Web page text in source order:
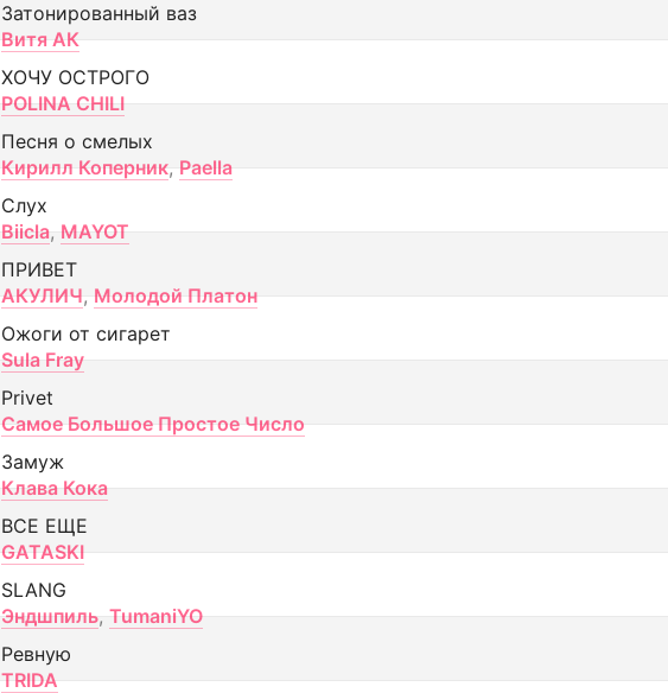
Затонированный ваз
Витя АК
ХОЧУ ОСТРОГО
POLINA CHILI
Песня о смелых
Кирилл Коперник, Paella
Слух
Biicla, MAYOT
ПРИВЕТ
АКУЛИЧ, Молодой Платон
Ожоги от сигарет
Sula Fray
Privet
Самое Большое Простое Число
Замуж
Клава Кока
ВСЕ ЕЩЕ
GATASKI
SLANG
Эндшпиль, TumaniYO
Ревную
TRIDA